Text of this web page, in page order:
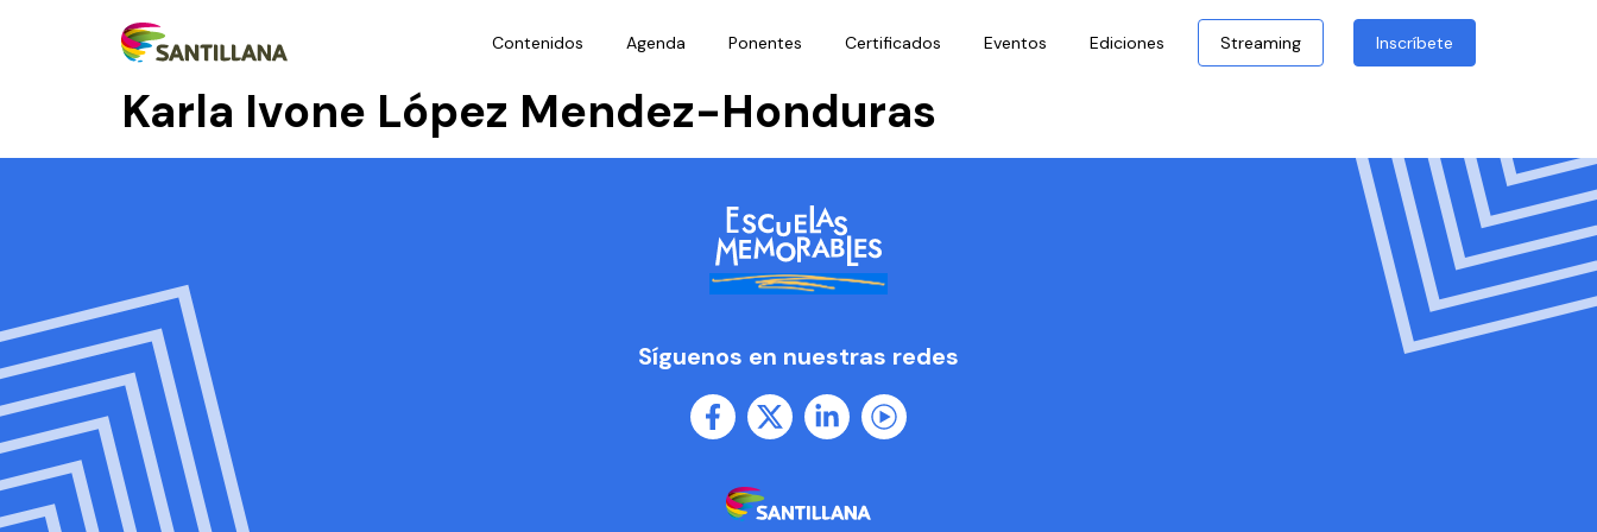
Contenidos Agenda Ponentes Certificados Eventos Ediciones Streaming Inscríbete
Karla Ivone López Mendez-Honduras
Síguenos en nuestras redes